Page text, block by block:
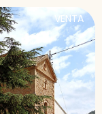
VENTA